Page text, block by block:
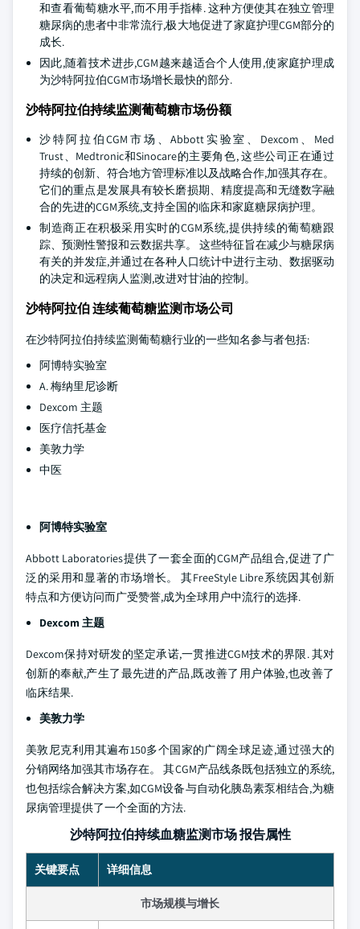
和查看葡萄糖水平,而不用手指棒. 这种方便使其在独立管理
糖尿病的患者中非常流行,极大地促进了家庭护理CGM部分的
成长.
因此,随着技术进步,CGM越来越适合个人使用,使家庭护理成
为沙特阿拉伯CGM市场增长最快的部分.
沙特阿拉伯持续监测葡萄糖市场份额
沙特阿拉伯CGM市场、Abbott实验室、Dexcom、Med
Trust、Medtronic和Sinocare的主要角色, 这些公司正在通过
持续的创新、符合地方管理标准以及战略合作,加强其存在。
它们的重点是发展具有较长磨损期、精度提高和无缝数字融
合的先进的CGM系统,支持全国的临床和家庭糖尿病护理。
制造商正在积极采用实时的CGM系统,提供持续的葡萄糖跟
踪、预测性警报和云数据共享。 这些特征旨在减少与糖尿病
有关的并发症,并通过在各种人口统计中进行主动、数据驱动
的决定和远程病人监测,改进对甘油的控制。
沙特阿拉伯 连续葡萄糖监测市场公司
在沙特阿拉伯持续监测葡萄糖行业的一些知名参与者包括:
阿博特实验室
A. 梅纳里尼诊断
Dexcom 主题
医疗信托基金
美敦力学
中医
阿博特实验室
Abbott Laboratories提供了一套全面的CGM产品组合,促进了广
泛的采用和显著的市场增长。 其FreeStyle Libre系统因其创新
特点和方便访问而广受赞誉,成为全球用户中流行的选择.
Dexcom 主题
Dexcom保持对研发的坚定承诺,一贯推进CGM技术的界限. 其对
创新的奉献,产生了最先进的产品,既改善了用户体验,也改善了
临床结果.
美敦力学
美敦尼克利用其遍布150多个国家的广阔全球足迹,通过强大的
分销网络加强其市场存在。 其CGM产品线条既包括独立的系统,
也包括综合解决方案,如CGM设备与自动化胰岛素泵相结合,为糖
尿病管理提供了一个全面的方法.
沙特阿拉伯持续血糖监测市场 报告属性
关键要点 详细信息
市场规模与增长